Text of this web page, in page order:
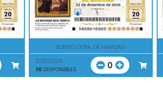
SORTEO EXTRA. DE NAVIDAD
22/12/2026
10 DISPONIBLES 0